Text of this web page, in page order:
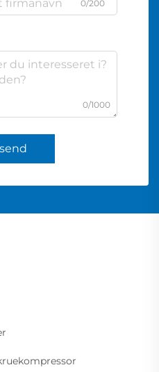
0/200
0/1000